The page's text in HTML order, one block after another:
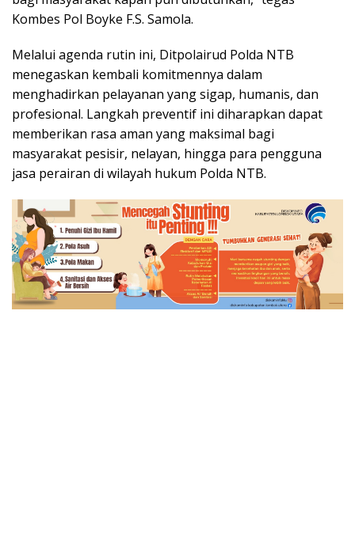
Kombes Pol Boyke F.S. Samola.
Melalui agenda rutin ini, Ditpolairud Polda NTB
menegaskan kembali komitmennya dalam
menghadirkan pelayanan yang sigap, humanis, dan
profesional. Langkah preventif ini diharapkan dapat
memberikan rasa aman yang maksimal bagi
masyarakat pesisir, nelayan, hingga para pengguna
jasa perairan di wilayah hukum Polda NTB.